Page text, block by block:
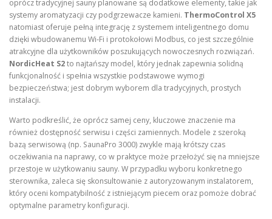
oprócz tradycyjnej sauny planowane są dodatkowe elementy, takie jak
systemy aromatyzacji czy podgrzewacze kamieni. ThermoControl X5
natomiast oferuje pełną integrację z systemem inteligentnego domu
dzięki wbudowanemu Wi‑Fi i protokołowi Modbus, co jest szczególnie
atrakcyjne dla użytkowników poszukujących nowoczesnych rozwiązań.
NordicHeat S2to najtańszy model, który jednak zapewnia solidną
funkcjonalność i spełnia wszystkie podstawowe wymogi
bezpieczeństwa; jest dobrym wyborem dla tradycyjnych, prostych
instalacji.
Warto podkreślić, że oprócz samej ceny, kluczowe znaczenie ma
również dostępność serwisu i części zamiennych. Modele z szeroką
bazą serwisową (np. SaunaPro 3000) zwykle mają krótszy czas
oczekiwania na naprawy, co w praktyce może przełożyć się na mniejsze
przestoje w użytkowaniu sauny. W przypadku wyboru konkretnego
sterownika, zaleca się skonsultowanie z autoryzowanym instalatorem,
który oceni kompatybilność z istniejącym piecem oraz pomoże dobrać
optymalne parametry konfiguracji.